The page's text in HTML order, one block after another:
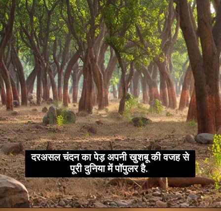
दरअसल चंदन का पेड़ अपनी खुशबू की वजह से
पूरी दुनिया में पॉपुलर है.